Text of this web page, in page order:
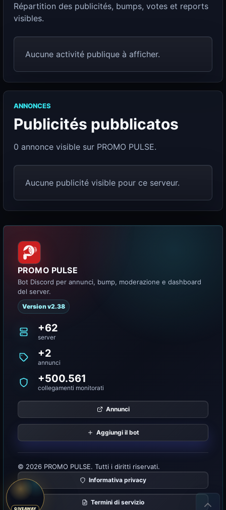
Répartition des publicités, bumps, votes et reports
visibles.
Aucune activité publique à afficher.
ANNONCES
Publicités pubblicatos
0 annonce visible sur PROMO PULSE.
Aucune publicité visible pour ce serveur.
PROMO PULSE
Bot Discord per annunci, bump, moderazione e dashboard
del server.
Version v2.38
+62
server
+2
annunci
+500.561
collegamenti monitorati
Annunci
Aggiungi il bot
© 2026 PROMO PULSE. Tutti i diritti riservati.
Informativa privacy
Termini di servizio